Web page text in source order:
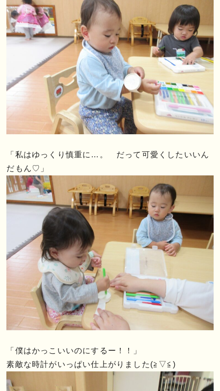
「私はゆっくり慎重に…。 だって可愛くしたいいん
だもん♡」
「僕はかっこいいのにするー！！」
素敵な時計がいっぱい仕上がりました(≧▽≦)